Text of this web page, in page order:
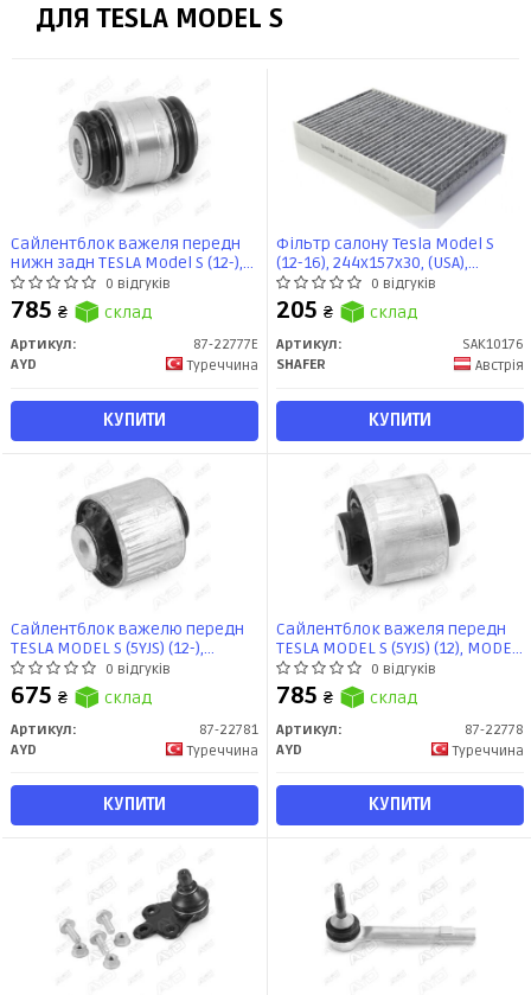
ДЛЯ TESLA MODEL S
Сайлентблок важеля передн
нижн задн TESLA Model S (12-),
Model X (13-) (87-22777E) AYD
(87-22777E) AYD
0 відгуків
785 ₴ склад
Артикул:
87-22777E
AYD
Туреччина
КУПИТИ
Фільтр салону Tesla Model S
(12-16), 244x157x30, (USA),
вугільний (SAK10176) SHAFER
0 відгуків
205 ₴ склад
Артикул:
SAK10176
SHAFER
Австрія
КУПИТИ
Сайлентблок важелю передн
TESLA MODEL S (5YJS) (12-),
MODEL X (5YJX) (13-) (87-22781)
AYD
0 відгуків
675 ₴ склад
Артикул:
87-22781
AYD
Туреччина
КУПИТИ
Сайлентблок важеля передн
TESLA MODEL S (5YJS) (12), MODEL
X (5YJX) (13-) (87-22778) AYD
0 відгуків
785 ₴ склад
Артикул:
87-22778
AYD
Туреччина
КУПИТИ